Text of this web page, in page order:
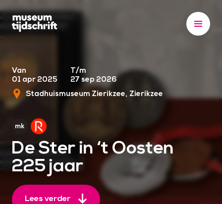
S
k
i
o
t
Van
01 apr 2025
T/m
27 sep 2026
Stadhuismuseum Zierikzee Zierikzee
De Ster in ‘t Oosten
225 jaar
Lees verder